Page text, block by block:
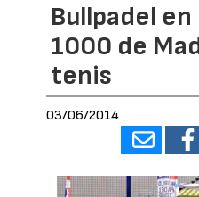
Bullpadel
1000 de
tenis
03/06/2014